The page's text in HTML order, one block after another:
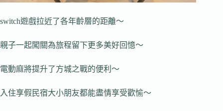
switch遊戲拉近了各年齡層的距離～
親子一起闖關為旅程留下更多美好回憶～
電動麻將提升了方城之戰的便利～
入住享假民宿大小朋友都能盡情享受歡愉～